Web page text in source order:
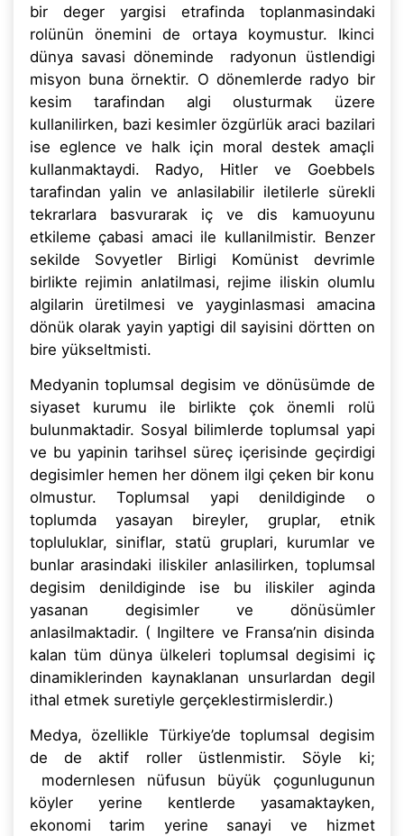
bir deger yargisi etrafinda toplanmasindaki
rolünün önemini de ortaya koymustur. Ikinci
dünya savasi döneminde radyonun üstlendigi
misyon buna örnektir. O dönemlerde radyo bir
kesim tarafindan algi olusturmak üzere
kullanilirken, bazi kesimler özgürlük araci bazilari
ise eglence ve halk için moral destek amaçli
kullanmaktaydi. Radyo, Hitler ve Goebbels
tarafindan yalin ve anlasilabilir iletilerle sürekli
tekrarlara basvurarak iç ve dis kamuoyunu
etkileme çabasi amaci ile kullanilmistir. Benzer
sekilde Sovyetler Birligi Komünist devrimle
birlikte rejimin anlatilmasi, rejime iliskin olumlu
algilarin üretilmesi ve yayginlasmasi amacina
dönük olarak yayin yaptigi dil sayisini dörtten on
bire yükseltmisti.
Medyanin toplumsal degisim ve dönüsümde de
siyaset kurumu ile birlikte çok önemli rolü
bulunmaktadir. Sosyal bilimlerde toplumsal yapi
ve bu yapinin tarihsel süreç içerisinde geçirdigi
degisimler hemen her dönem ilgi çeken bir konu
olmustur. Toplumsal yapi denildiginde o
toplumda yasayan bireyler, gruplar, etnik
topluluklar, siniflar, statü gruplari, kurumlar ve
bunlar arasindaki iliskiler anlasilirken, toplumsal
degisim denildiginde ise bu iliskiler aginda
yasanan degisimler ve dönüsümler
anlasilmaktadir. ( Ingiltere ve Fransa’nin disinda
kalan tüm dünya ülkeleri toplumsal degisimi iç
dinamiklerinden kaynaklanan unsurlardan degil
ithal etmek suretiyle gerçeklestirmislerdir.)
Medya, özellikle Türkiye’de toplumsal degisim
de de aktif roller üstlenmistir. Söyle ki;
modernlesen nüfusun büyük çogunlugunun
köyler yerine kentlerde yasamaktayken,
ekonomi tarim yerine sanayi ve hizmet